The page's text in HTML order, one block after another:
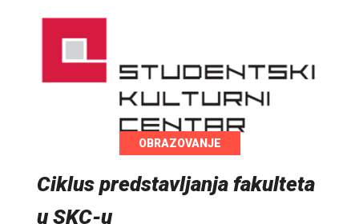
OBRAZOVANJE
Ciklus predstavljanja fakulteta
u SKC-u